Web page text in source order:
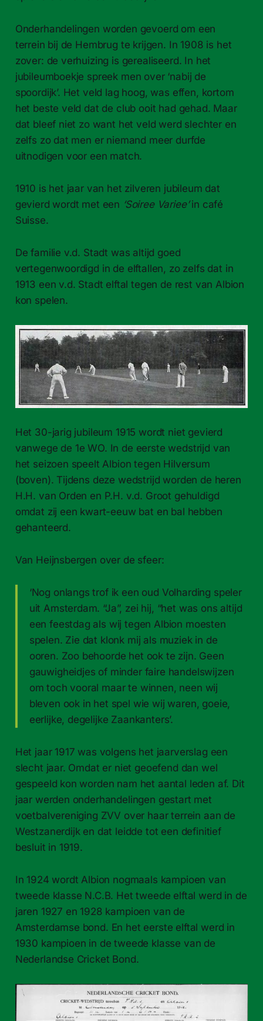
Onderhandelingen worden gevoerd om een
terrein bij de Hembrug te krijgen. In 1908 is het
zover: de verhuizing is gerealiseerd. In het
jubileumboekje spreek men over ‘nabij de
spoordijk’. Het veld lag hoog, was effen, kortom
het beste veld dat de club ooit had gehad. Maar
dat bleef niet zo want het veld werd slechter en
zelfs zo dat men er niemand meer durfde
uitnodigen voor een match.
1910 is het jaar van het zilveren jubileum dat
gevierd wordt met een ‘Soiree Variee’in café
Suisse.
De familie v.d. Stadt was altijd goed
vertegenwoordigd in de elftallen, zo zelfs dat in
1913 een v.d. Stadt elftal tegen de rest van Albion
kon spelen.
Het 30-jarig jubileum 1915 wordt niet gevierd
vanwege de 1e WO. In de eerste wedstrijd van
het seizoen speelt Albion tegen Hilversum
(boven). Tijdens deze wedstrijd worden de heren
H.H. van Orden en P.H. v.d. Groot gehuldigd
omdat zij een kwart-eeuw bat en bal hebben
gehanteerd.
Van Heijnsbergen over de sfeer:
‘Nog onlangs trof ik een oud Volharding speler
uit Amsterdam. “Ja”, zei hij, “het was ons altijd
een feestdag als wij tegen Albion moesten
spelen. Zie dat klonk mij als muziek in de
ooren. Zoo behoorde het ook te zijn. Geen
gauwigheidjes of minder faire handelswijzen
om toch vooral maar te winnen, neen wij
bleven ook in het spel wie wij waren, goeie,
eerlijke, degelijke Zaankanters’.
Het jaar 1917 was volgens het jaarverslag een
slecht jaar. Omdat er niet geoefend dan wel
gespeeld kon worden nam het aantal leden af. Dit
jaar werden onderhandelingen gestart met
voetbalvereniging ZVV over haar terrein aan de
Westzanerdijk en dat leidde tot een definitief
besluit in 1919.
In 1924 wordt Albion nogmaals kampioen van
tweede klasse N.C.B. Het tweede elftal werd in de
jaren 1927 en 1928 kampioen van de
Amsterdamse bond. En het eerste elftal werd in
1930 kampioen in de tweede klasse van de
Nederlandse Cricket Bond.